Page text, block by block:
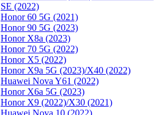
SE (2022)
Honor 60 5G (2021)
Honor 90 5G (2023)
Honor X8a (2023)
Honor 70 5G (2022)
Honor X5 (2022)
Honor X9a 5G (2023)/Х40 (2022)
Huawei Nova Y61 (2022)
Honor X6a 5G (2023)
Honor X9 (2022)/Х30 (2021)
Huawei Nova 10 (2022)